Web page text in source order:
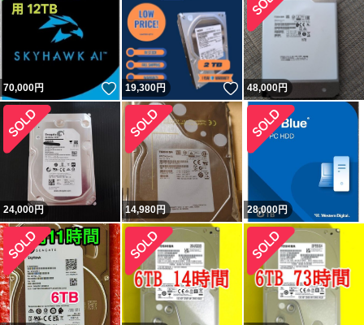
70,000円 いいね！
19,300円 いいね！
48,000円
24,000円 14,980円 28,000円